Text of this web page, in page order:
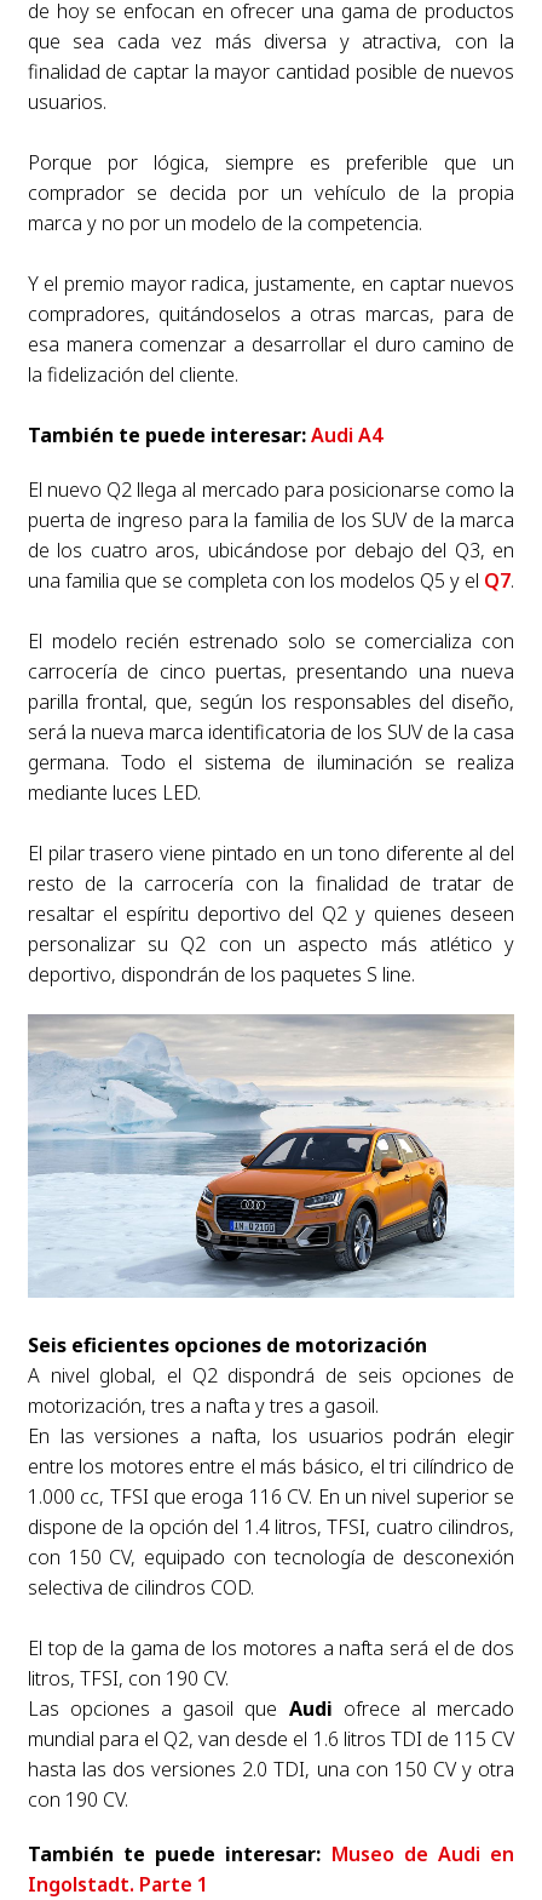
de hoy se enfocan en ofrecer una gama de productos
que sea cada vez más diversa y atractiva, con la
finalidad de captar la mayor cantidad posible de nuevos
usuarios.
Porque por lógica, siempre es preferible que un
comprador se decida por un vehículo de la propia
marca y no por un modelo de la competencia.
Y el premio mayor radica, justamente, en captar nuevos
compradores, quitándoselos a otras marcas, para de
esa manera comenzar a desarrollar el duro camino de
la fidelización del cliente.
También te puede interesar:Audi A4
El nuevo Q2 llega al mercado para posicionarse como la
puerta de ingreso para la familia de los SUV de la marca
de los cuatro aros, ubicándose por debajo del Q3, en
una familia que se completa con los modelos Q5 y el Q7.
El modelo recién estrenado solo se comercializa con
carrocería de cinco puertas, presentando una nueva
parilla frontal, que, según los responsables del diseño,
será la nueva marca identificatoria de los SUV de la casa
germana. Todo el sistema de iluminación se realiza
mediante luces LED.
El pilar trasero viene pintado en un tono diferente al del
resto de la carrocería con la finalidad de tratar de
resaltar el espíritu deportivo del Q2 y quienes deseen
personalizar su Q2 con un aspecto más atlético y
deportivo, dispondrán de los paquetes S line.
Seis eficientes opciones de motorización
A nivel global, el Q2 dispondrá de seis opciones de
motorización, tres a nafta y tres a gasoil.
En las versiones a nafta, los usuarios podrán elegir
entre los motores entre el más básico, el tri cilíndrico de
1.000 cc, TFSI que eroga 116 CV. En un nivel superior se
dispone de la opción del 1.4 litros, TFSI, cuatro cilindros,
con 150 CV, equipado con tecnología de desconexión
selectiva de cilindros COD.
El top de la gama de los motores a nafta será el de dos
litros, TFSI, con 190 CV.
Las opciones a gasoil que Audi ofrece al mercado
mundial para el Q2, van desde el 1.6 litros TDI de 115 CV
hasta las dos versiones 2.0 TDI, una con 150 CV y otra
con 190 CV.
También te puede interesar: Museo de Audi en
Ingolstadt. Parte 1